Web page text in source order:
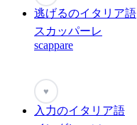
逃げるのイタリア語
スカッパーレ
scappare
♥
入力のイタリア語